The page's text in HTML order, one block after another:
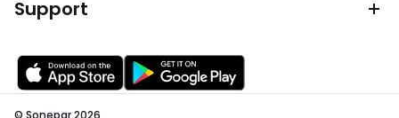
Support
© Sonepar 2026